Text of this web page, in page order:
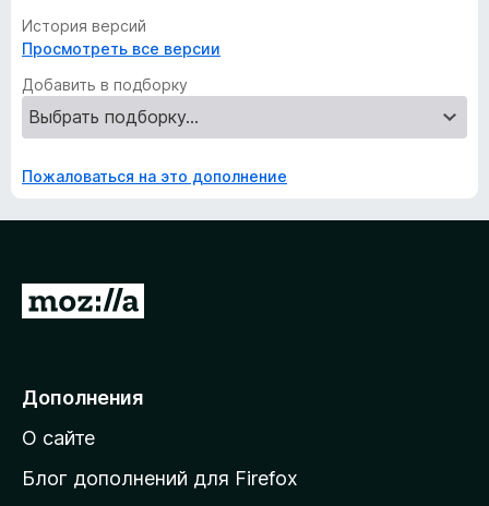
История версий
Просмотреть все версии
Добавить в подборку
Пожаловаться на это дополнение
П
е
й
т
и
Дополнения
О сайте
Блог дополнений для Firefox